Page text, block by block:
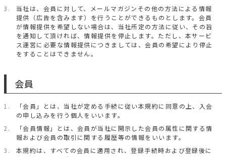
当社は、会員に対して、メールマガジンその他の方法による情報
提供（広告を含みます）を行うことができるものとします。会員
が情報提供を希望しない場合は、当社所定の方法に従い、その旨
を通知して頂ければ、情報提供を停止します。ただし、本サービ
ス運営に必要な情報提供につきましては、会員の希望により停止
をすることはできません。
会員
「会員」とは、当社が定める手続に従い本規約に同意の上、入会
の申し込みを行う個人をいいます。
「会員情報」とは、会員が当社に開示した会員の属性に関する情
報および会員の取引に関する履歴等の情報をいいます。
本規約は、すべての会員に適用され、登録手続時および登録後に